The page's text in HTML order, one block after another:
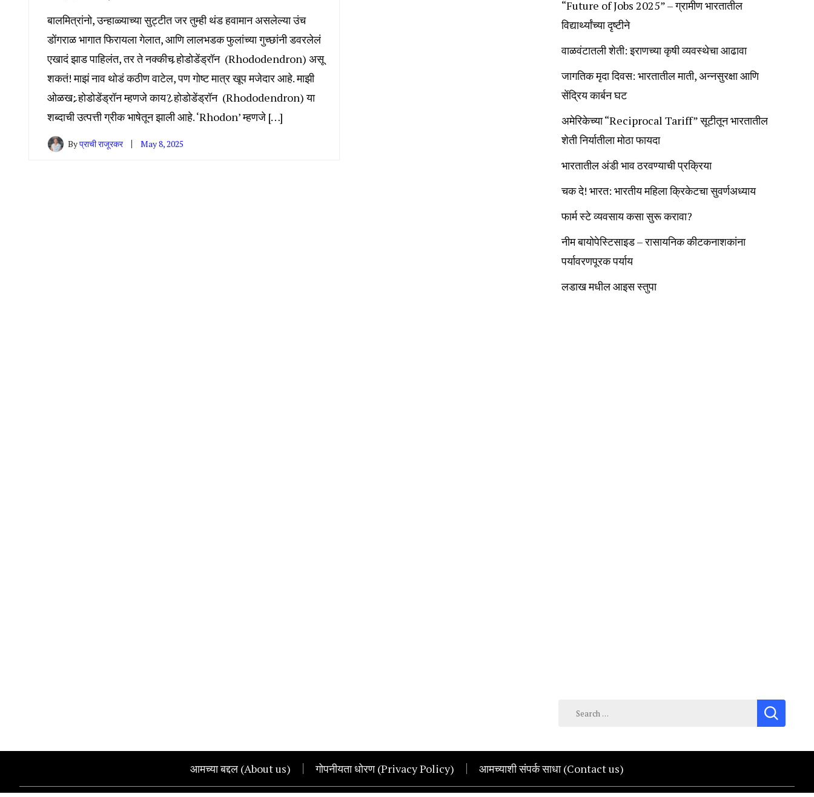
बालमित्रांनो, उन्हाळ्याच्या सुट्टीत जर तुम्ही थंड हवामान असलेल्या उंच
डोंगराळ भागात फिरायला गेलात, आणि लालभडक फुलांच्या गुच्छांनी डवरलेलं
एखादं झाड पाहिलंत, तर ते नक्कीच र्‍होडोडेंड्रॉन (Rhododendron) असू
शकतं! माझं नाव थोडं कठीण वाटेल, पण गोष्ट मात्र खूप मजेदार आहे. माझी
ओळख: र्‍होडोडेंड्रॉन म्हणजे काय? र्‍होडोडेंड्रॉन (Rhododendron) या
शब्दाची उत्पत्ती ग्रीक भाषेतून झाली आहे. ‘Rhodon’ म्हणजे […]
Byप्राची राजूरकर May 8, 2025
“Future of Jobs 2025” – ग्रामीण भारतातील
विद्यार्थ्यांच्या दृष्टीने
वाळवंटातली शेती: इराणच्या कृषी व्यवस्थेचा आढावा
जागतिक मृदा दिवस: भारतातील माती, अन्नसुरक्षा आणि
सेंद्रिय कार्बन घट
अमेरिकेच्या “Reciprocal Tariff” सूटीतून भारतातील
शेती निर्यातीला मोठा फायदा
भारतातील अंडी भाव ठरवण्याची प्रक्रिया
चक दे! भारत: भारतीय महिला क्रिकेटचा सुवर्णअध्याय
फार्म स्टे व्यवसाय कसा सुरू करावा?
नीम बायोपेस्टिसाइड – रासायनिक कीटकनाशकांना
पर्यावरणपूरक पर्याय
लडाख मधील आइस स्तुपा
Search
आमच्या बद्दल (About us) गोपनीयता धोरण (Privacy Policy) आमच्याशी संपर्क साधा (Contact us)